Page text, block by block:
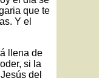
que te
Y el
llena de
si la
del